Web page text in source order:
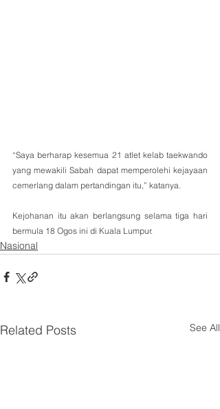
“Saya berharap kesemua 21 atlet kelab taekwando
yang mewakili Sabah dapat memperolehi kejayaan
cemerlang dalam pertandingan itu,” katanya.
Kejohanan itu akan berlangsung selama tiga hari
bermula 18 Ogos ini di Kuala Lumpur.
Nasional
Related Posts See All